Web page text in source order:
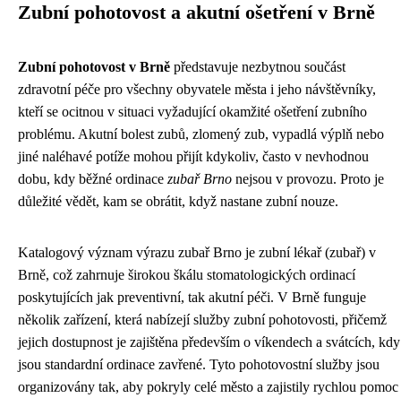
Zubní pohotovost a akutní ošetření v Brně
Zubní pohotovost v Brně představuje nezbytnou součást
zdravotní péče pro všechny obyvatele města i jeho návštěvníky,
kteří se ocitnou v situaci vyžadující okamžité ošetření zubního
problému. Akutní bolest zubů, zlomený zub, vypadlá výplň nebo
jiné naléhavé potíže mohou přijít kdykoliv, často v nevhodnou
dobu, kdy běžné ordinace zubař Brno nejsou v provozu. Proto je
důležité vědět, kam se obrátit, když nastane zubní nouze.
Katalogový význam výrazu zubař Brno je zubní lékař (zubař) v
Brně, což zahrnuje širokou škálu stomatologických ordinací
poskytujících jak preventivní, tak akutní péči. V Brně funguje
několik zařízení, která nabízejí služby zubní pohotovosti, přičemž
jejich dostupnost je zajištěna především o víkendech a svátcích, kdy
jsou standardní ordinace zavřené. Tyto pohotovostní služby jsou
organizovány tak, aby pokryly celé město a zajistily rychlou pomoc